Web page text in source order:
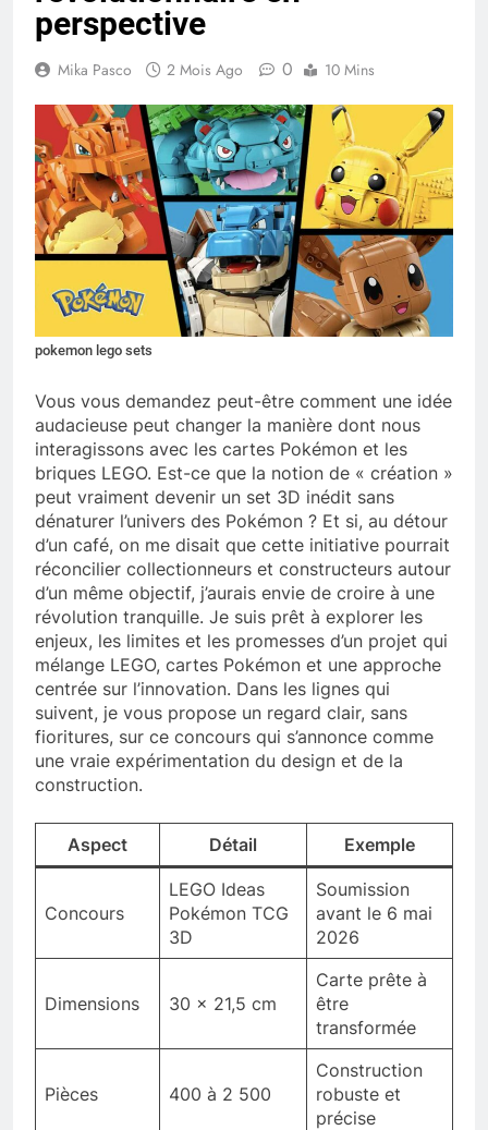
perspective
Mika Pasco 2 Mois Ago 0 10 Mins
pokemon lego sets
Vous vous demandez peut-être comment une idée
audacieuse peut changer la manière dont nous
interagissons avec les cartes Pokémon et les
briques LEGO. Est-ce que la notion de « création »
peut vraiment devenir un set 3D inédit sans
dénaturer l’univers des Pokémon ? Et si, au détour
d’un café, on me disait que cette initiative pourrait
réconcilier collectionneurs et constructeurs autour
d’un même objectif, j’aurais envie de croire à une
révolution tranquille. Je suis prêt à explorer les
enjeux, les limites et les promesses d’un projet qui
mélange LEGO, cartes Pokémon et une approche
centrée sur l’innovation. Dans les lignes qui
suivent, je vous propose un regard clair, sans
fioritures, sur ce concours qui s’annonce comme
une vraie expérimentation du design et de la
construction.
Aspect Détail Exemple
Concours
LEGO Ideas
Pokémon TCG
3D
Soumission
avant le 6 mai
2026
Dimensions 30 x 21,5 cm
Carte prête à
être
transformée
Pièces 400 à 2 500
Construction
robuste et
précise